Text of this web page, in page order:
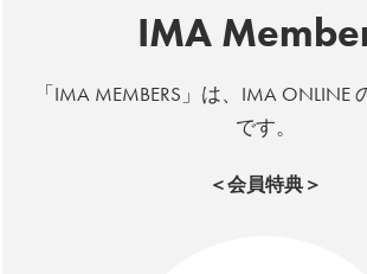
IMA
「IMA MEMBERS」は、IMA ONLINE
です。
＜会員特典＞